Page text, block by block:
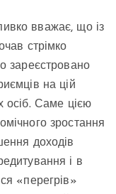
вважає, що із
стрімко
зареєстровано
на цій
осіб. Саме цією
зростання
доходів
і в
«перегрів»